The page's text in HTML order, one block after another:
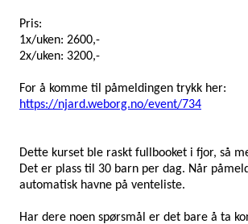
Pris:
1x/uken: 2600,-
2x/uken: 3200,-
For å komme til påmeldingen trykk her:
https://njard.weborg.no/event/734
Dette kurset ble raskt fullbooket i fjor, så
Det er plass til 30 barn per dag. Når
automatisk havne på venteliste.
Har dere noen spørsmål er det bare å ta